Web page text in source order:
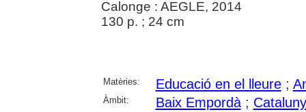
Calonge : AEGLE, 2014
130 p. ; 24 cm
Matèries: Educació en el lleure;
Àmbit: Baix Empordà;